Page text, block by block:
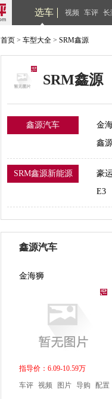
选车 视频 车评 长
首页 > 车型大全 > SRM鑫源
SRM鑫源
鑫源汽车 金
鑫
SRM鑫源新能源 豪运
E3
鑫源汽车
金海狮
指导价：6.09-10.59万
车评 视频 图片 导购 配置